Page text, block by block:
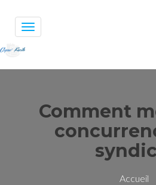
Toggle
navigation
Comment
Accueil